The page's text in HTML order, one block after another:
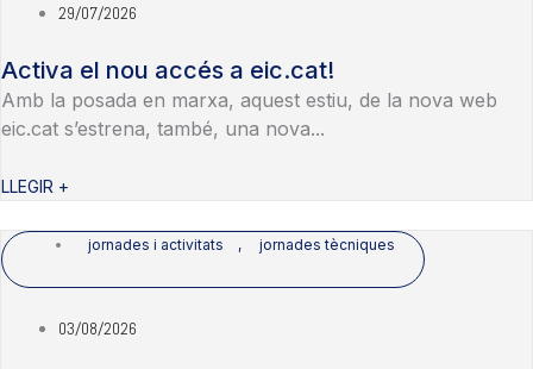
29/07/2026
Activa el nou accés a eic.cat!
Amb la posada en marxa, aquest estiu, de la nova web
eic.cat s’estrena, també, una nova...
LLEGIR +
jornades i activitats , jornades tècniques
03/08/2026